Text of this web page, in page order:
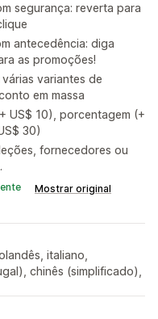
segurança: reverta para
antecedência: diga
as promoções!
variantes de
em massa
US$ 10), porcentagem (+
30)
fornecedores ou
Mostrar original
italiano,
chinês (simplificado),